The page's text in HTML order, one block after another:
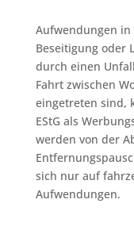
Aufwendungen
Beseitigung oder
durch einen
Fahrt zwischen
eingetreten sind,
EStG als
werden von der
sich nur auf
Aufwendungen.